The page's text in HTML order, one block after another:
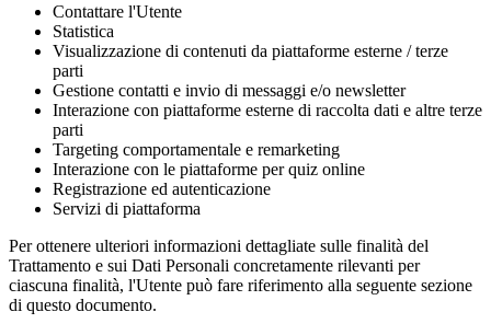
Contattare l'Utente
Statistica
Visualizzazione di contenuti da piattaforme esterne / terze
parti
Gestione contatti e invio di messaggi e/o newsletter
Interazione con piattaforme esterne di raccolta dati e altre terze
parti
Targeting comportamentale e remarketing
Interazione con le piattaforme per quiz online
Registrazione ed autenticazione
Servizi di piattaforma
Per ottenere ulteriori informazioni dettagliate sulle finalità del
Trattamento e sui Dati Personali concretamente rilevanti per
ciascuna finalità, l'Utente può fare riferimento alla seguente sezione
di questo documento.